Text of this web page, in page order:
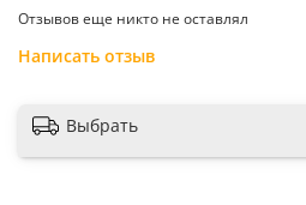
!!!Только для наружного
слизистую глаз промыть водой.
непереносимость компонентов
Страна производитель:
Отзывов еще никто не оставлял
Написать отзыв
Выбрать